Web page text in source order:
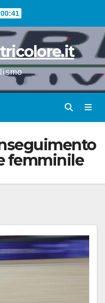
00:41
femminile